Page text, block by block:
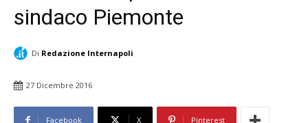
sindaco Piemonte
Di Redazione Internapoli
27 Dicembre 2016
Facebook X Pinterest